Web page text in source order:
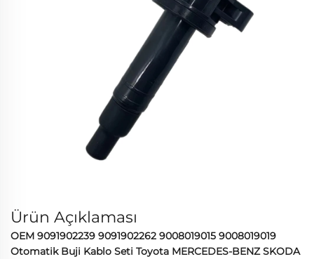
Ürün Açıklaması
OEM 9091902239 9091902262 9008019015 9008019019
Otomatik Buji Kablo Seti Toyota MERCEDES-BENZ SKODA